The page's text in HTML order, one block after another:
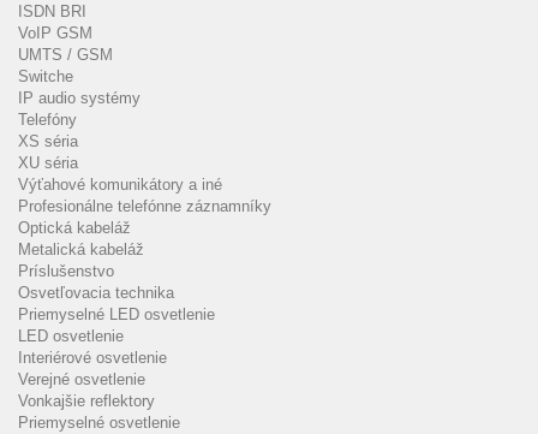
ISDN BRI
VoIP GSM
UMTS / GSM
Switche
IP audio systémy
Telefóny
XS séria
XU séria
Výťahové komunikátory a iné
Profesionálne telefónne záznamníky
Optická kabeláž
Metalická kabeláž
Príslušenstvo
Osvetľovacia technika
Priemyselné LED osvetlenie
LED osvetlenie
Interiérové osvetlenie
Verejné osvetlenie
Vonkajšie reflektory
Priemyselné osvetlenie